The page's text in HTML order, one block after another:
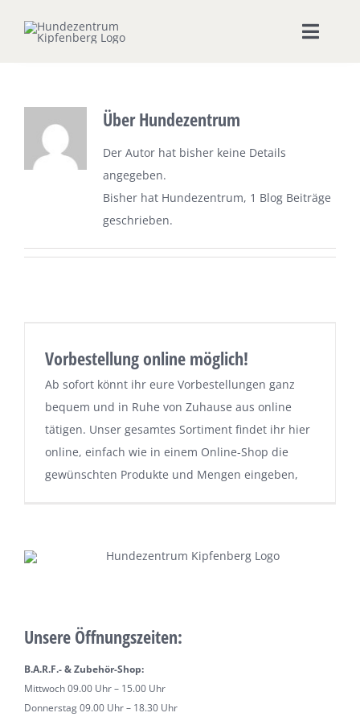
Inhalt
Toggle
Hundeschule
Seminare & Workshops
Über uns
Terminkalender
Kontakt & Anfahrt
ÜberHundezentrum
Der Autor hat bisher keine Details
angegeben.
Bisher hat Hundezentrum, 1 Blog Beiträge
geschrieben.
Vorbestellung online möglich!
Ab sofort könnt ihr eure Vorbestellungen ganz
bequem und in Ruhe von Zuhause aus online
tätigen. Unser gesamtes Sortiment findet ihr hier
online, einfach wie in einem Online-Shop die
gewünschten Produkte und Mengen eingeben,
Unsere Öffnungszeiten:
B.A.R.F.- & Zubehör-Shop:
Mittwoch 09.00 Uhr – 15.00 Uhr
Donnerstag 09.00 Uhr – 18.30 Uhr